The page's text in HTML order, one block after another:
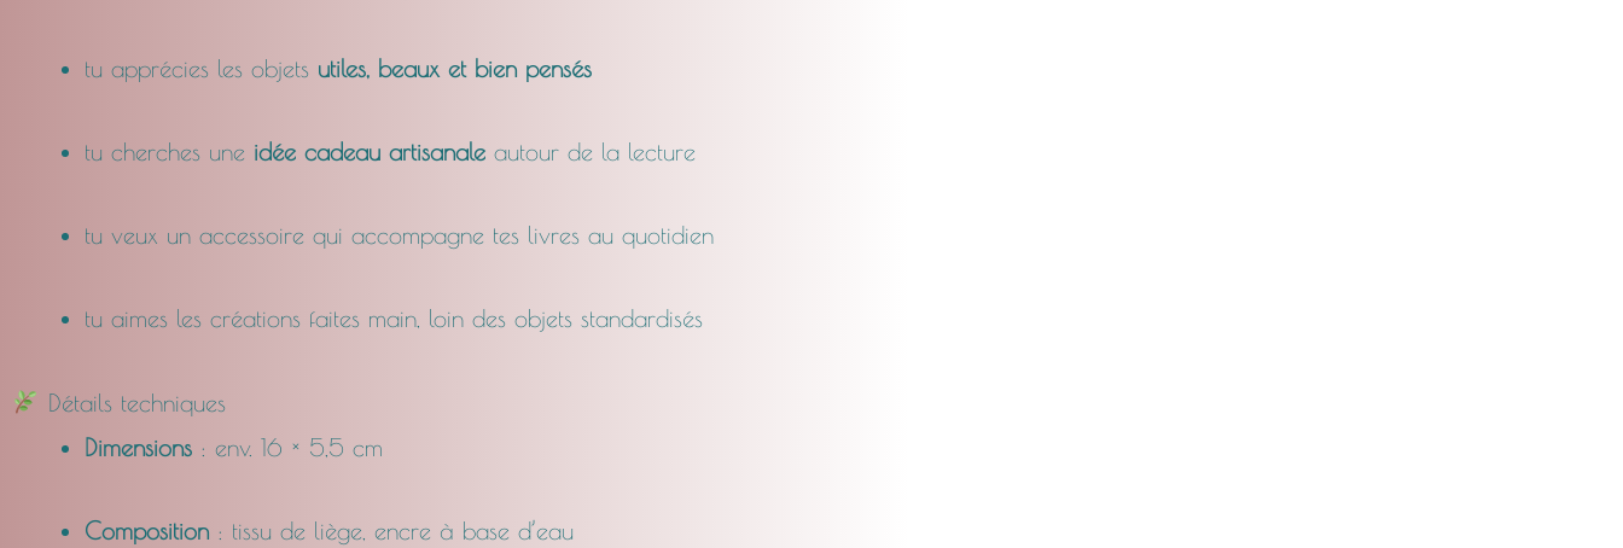
tu apprécies les objets utiles, beaux et bien pensés
tu cherches une idée cadeau artisanale autour de la lecture
tu veux un accessoire qui accompagne tes livres au quotidien
tu aimes les créations faites main, loin des objets standardisés
Détails techniques
Dimensions : env. 16 × 5,5 cm
Composition : tissu de liège, encre à base d’eau